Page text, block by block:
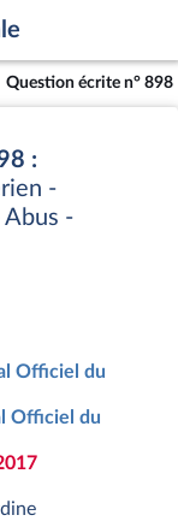
Question écrite n° 898
:
-
-
Officiel du
Officiel du